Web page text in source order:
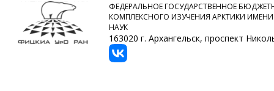
ФЕДЕРАЛЬНОЕ ГОСУДАРСТВЕННОЕ
КОМПЛЕКСНОГО ИЗУЧЕНИЯ АРКТИКИ
НАУК
163020 г. Архангельск, проспект